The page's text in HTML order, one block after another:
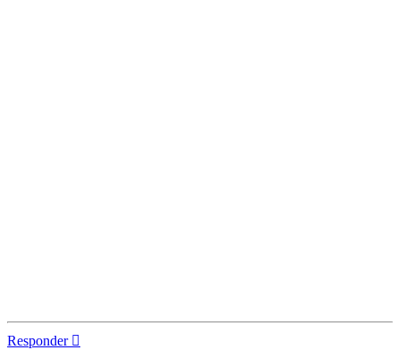
Responder